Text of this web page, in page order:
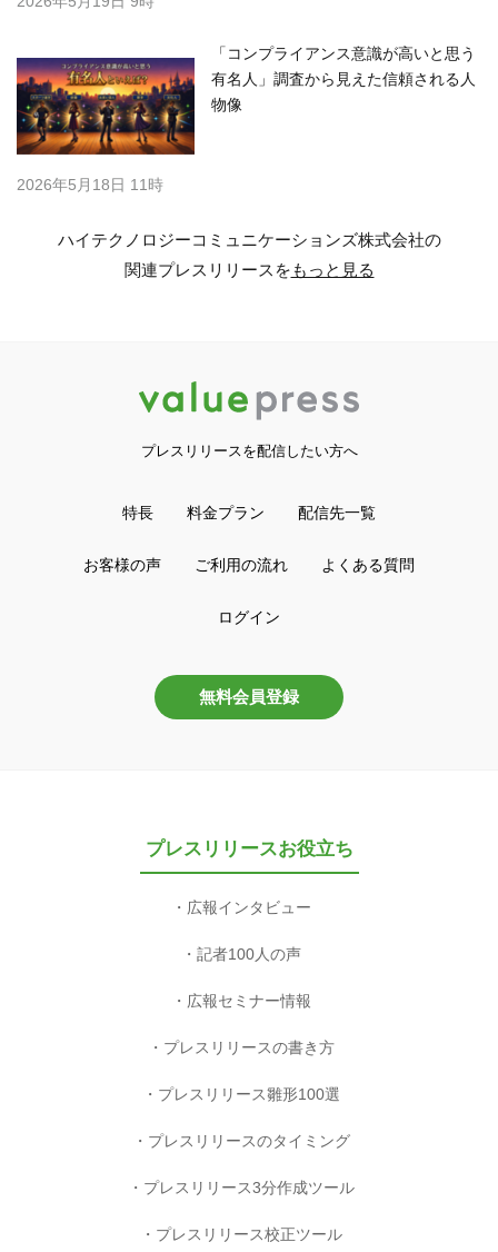
「コンプライアンス意識が高いと思う
有名人」調査から見えた信頼される人
物像
2026年5月18日 11時
ハイテクノロジーコミュニケーションズ株式会社の
関連プレスリリースをもっと見る
プレスリリースを配信したい方へ
特長 料金プラン 配信先一覧
お客様の声 ご利用の流れ よくある質問
ログイン
無料会員登録
プレスリリースお役立ち
広報インタビュー
記者100人の声
広報セミナー情報
プレスリリースの書き方
プレスリリース雛形100選
プレスリリースのタイミング
プレスリリース3分作成ツール
プレスリリース校正ツール